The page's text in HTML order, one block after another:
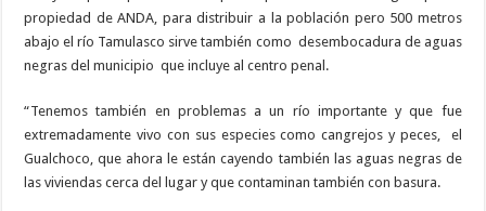
propiedad de ANDA, para distribuir a la población pero 500 metros
abajo el río Tamulasco sirve también como desembocadura de aguas
negras del municipio que incluye al centro penal.
“Tenemos también en problemas a un río importante y que fue
extremadamente vivo con sus especies como cangrejos y peces,
el
Gualchoco, que ahora le están cayendo también las aguas negras de
las viviendas cerca del lugar y que contaminan también con basura.